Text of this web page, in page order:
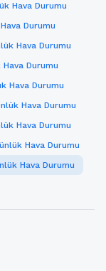
Hava Durumu
Durumu
Hava Durumu
Durumu
Hava Durumu
Hava Durumu
Hava Durumu
Hava Durumu
Hava Durumu